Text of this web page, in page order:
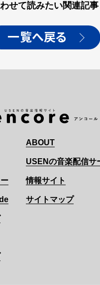
せて読みたい関連記事
一覧へ戻る
ABOUT
USENの音楽配信サ
情報サイト
サイトマップ